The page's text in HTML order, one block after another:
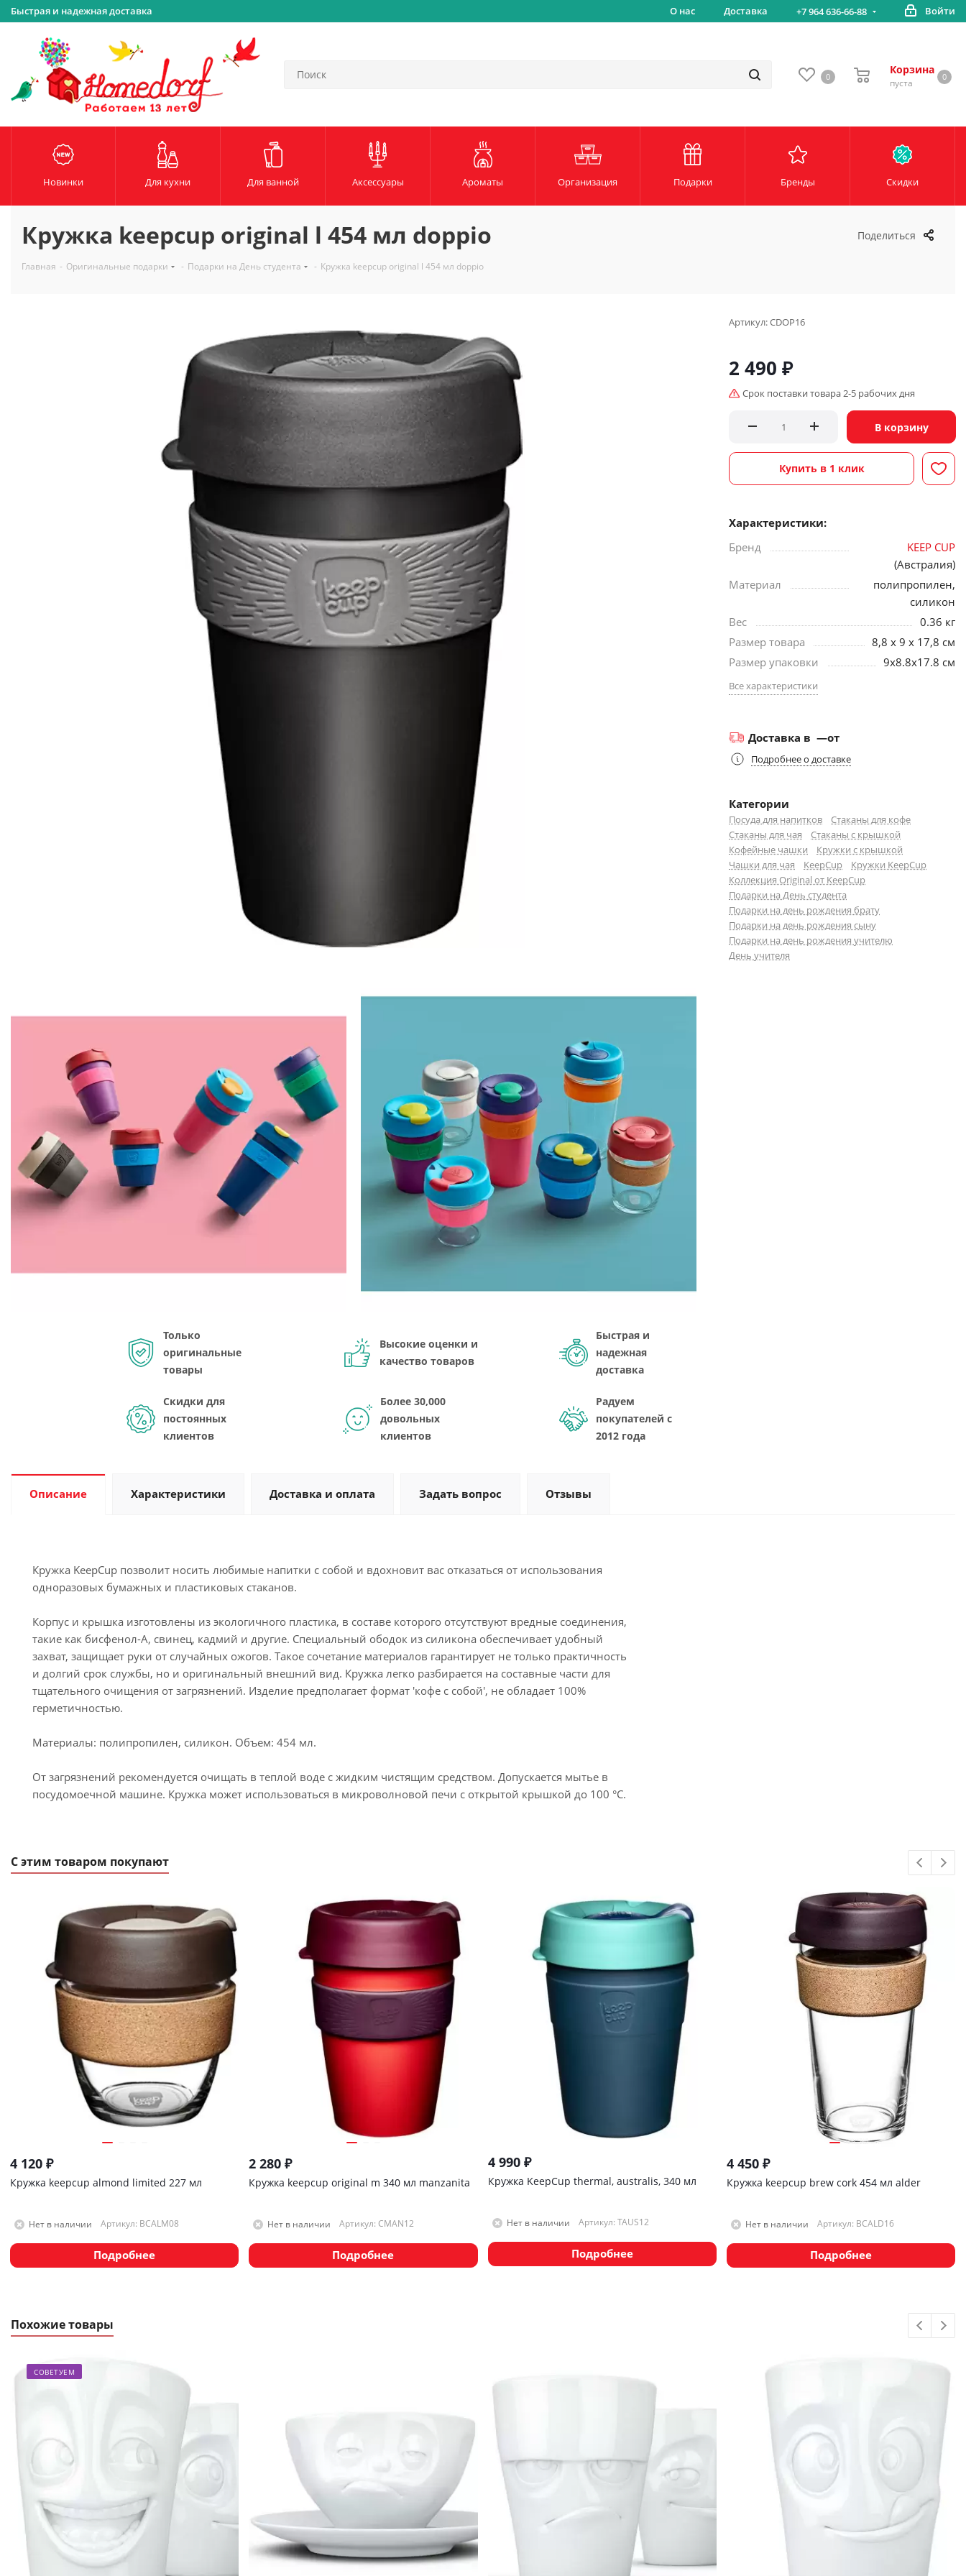
Быстрая и надежная доставка Бесплатная доставка от 5000 руб*
О нас Доставка +7 964 636-66-88 Войти
0
Корзина
пуста
0
Новинки Для кухни Для ванной Аксессуары Ароматы Организация Подарки Бренды Скидки
Поделиться
Кружка keepcup original l 454 мл doppio
Главная - Оригинальные подарки - Подарки на День студента - Кружка keepcup original l 454 мл doppio
Только
оригинальные
товары
Высокие оценки и
качество товаров
Быстрая и
надежная
доставка
Скидки для
постоянных
клиентов
Более 30,000
довольных
клиентов
Радуем
покупателей с
2012 года
Артикул:CDOP16
2 490 ₽
Срок поставки товара 2-5 рабочих дня
В корзину
Купить в 1 клик
Характеристики:
Бренд
KEEP CUP
(Австралия)
Материал
полипропилен,
силикон
Вес
0.36 кг
Размер товара
8,8 x 9 x 17,8 см
Размер упаковки
9х8.8х17.8 см
Все характеристики
Доставка в —от
Подробнее о доставке
Категории
Посуда для напитков
Стаканы для кофе
Стаканы для чая
Стаканы с крышкой
Кофейные чашки
Кружки с крышкой
Чашки для чая
KeepCup
Кружки KeepCup
Коллекция Original от KeepCup
Подарки на День студента
Подарки на день рождения брату
Подарки на день рождения сыну
Подарки на день рождения учителю
День учителя
Описание Характеристики Доставка и оплата Задать вопрос Отзывы
Кружка KeepCup позволит носить любимые напитки с собой и вдохновит вас отказаться от использования
одноразовых бумажных и пластиковых стаканов.
Корпус и крышка изготовлены из экологичного пластика, в составе которого отсутствуют вредные соединения,
такие как бисфенол-А, свинец, кадмий и другие. Специальный ободок из силикона обеспечивает удобный
захват, защищает руки от случайных ожогов. Такое сочетание материалов гарантирует не только практичность
и долгий срок службы, но и оригинальный внешний вид. Кружка легко разбирается на составные части для
тщательного очищения от загрязнений. Изделие предполагает формат 'кофе с собой', не обладает 100%
герметичностью.
Материалы: полипропилен, силикон. Объем: 454 мл.
От загрязнений рекомендуется очищать в теплой воде с жидким чистящим средством. Допускается мытье в
посудомоечной машине. Кружка может использоваться в микроволновой печи с открытой крышкой до 100 °C.
С этим товаром покупают
4 120 ₽
Кружка keepcup almond limited 227 мл
Нет в наличии Артикул: BCALM08
Подробнее
2 280 ₽
Кружка keepcup original m 340 мл manzanita
Нет в наличии Артикул: CMAN12
Подробнее
4 990₽
Кружка KeepCup thermal, australis, 340 мл
Нет в наличии Артикул: TAUS12
Подробнее
4 450₽
Кружка keepcup brew cork 454 мл alder
Нет в наличии Артикул: BCALD16
Подробнее
Похожие товары
СОВЕТУЕМ